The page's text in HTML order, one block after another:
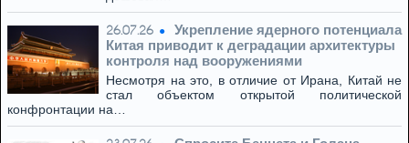
26.07.26
Укрепление ядерного потенциала
Китая приводит к деградации архитектуры
контроля над вооружениями
Несмотря на это, в отличие от Ирана, Китай не
стал объектом открытой политической
конфронтации на…